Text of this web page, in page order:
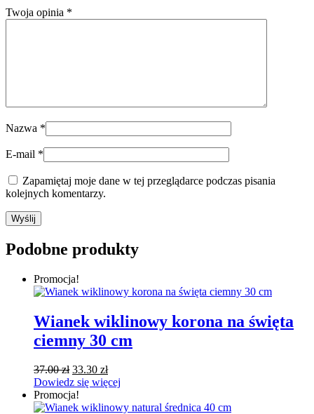
Twoja opinia *
Nazwa *
E-mail *
Zapamiętaj moje dane w tej przeglądarce podczas pisania
kolejnych komentarzy.
Podobne produkty
Promocja!
Wianek wiklinowy korona na święta
ciemny 30 cm
37.00zł Pierwotna
cena
wynosiła:
37.00 zł.
33.30 złAktualna
cena
33.30 zł.
Dowiedz się więcej
Promocja!